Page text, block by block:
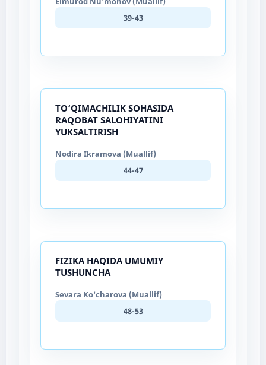
39-43
TO‘QIMACHILIK SOHASIDA
RAQOBAT SALOHIYATINI
YUKSALTIRISH
Nodira Ikramova (Muallif)
44-47
FIZIKA HAQIDA UMUMIY
TUSHUNCHA
Sevara Ko'charova (Muallif)
48-53